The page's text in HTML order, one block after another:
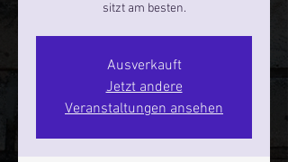
sitzt am besten.
Ausverkauft
Jetzt andere
Veranstaltungen ansehen